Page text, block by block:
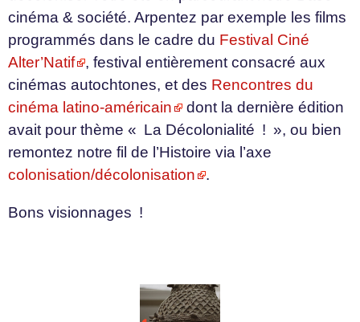
cinéma & société. Arpentez par exemple les films
programmés dans le cadre du Festival Ciné
Alter’Natif
, festival entièrement consacré aux
cinémas autochtones, et des Rencontres du
cinéma latino-américain
dont la dernière édition
avait pour thème « La Décolonialité ! », ou bien
remontez notre fil de l’Histoire via l’axe
colonisation/décolonisation
.
Bons visionnages !